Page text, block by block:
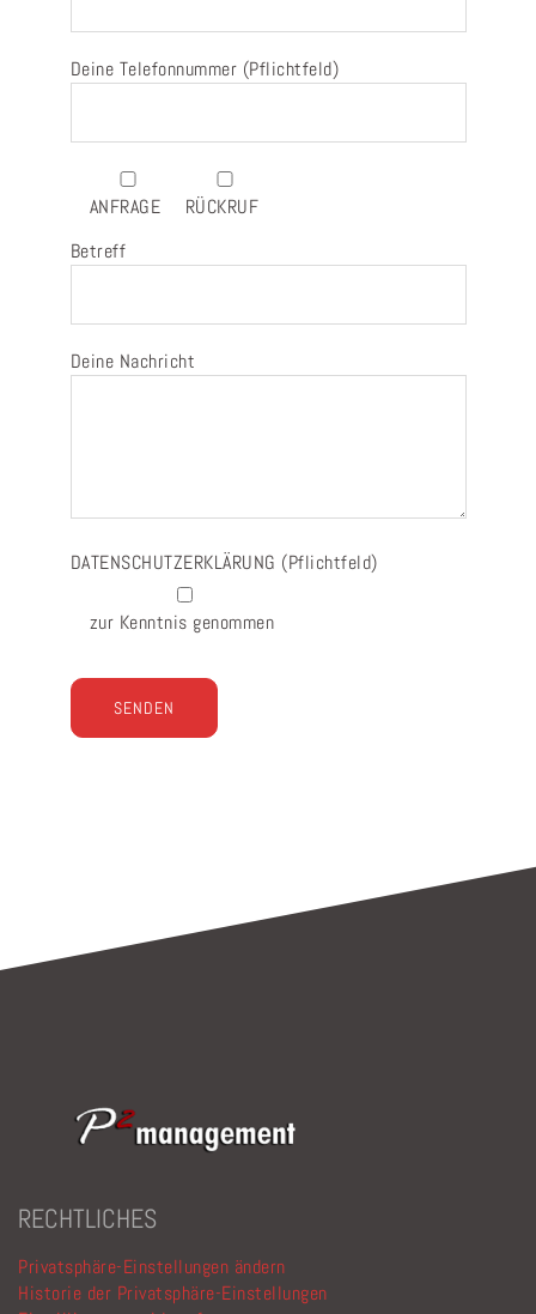
Deine Telefonnummer (Pflichtfeld)
ANFRAGE
RÜCKRUF
Betreff
Deine Nachricht
DATENSCHUTZERKLÄRUNG (Pflichtfeld)
zur Kenntnis genommen
RECHTLICHES
Privatsphäre-Einstellungen ändern
Historie der Privatsphäre-Einstellungen